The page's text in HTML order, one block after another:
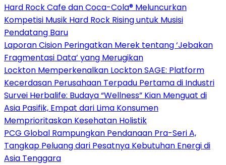
Hard Rock Cafe dan Coca-Cola® Meluncurkan
Kompetisi Musik Hard Rock Rising untuk Musisi
Pendatang Baru
Laporan Cision Peringatkan Merek tentang ‘Jebakan
Fragmentasi Data’ yang Merugikan
Lockton Memperkenalkan Lockton SAGE: Platform
Kecerdasan Perusahaan Terpadu Pertama di Industri
Survei Herbalife: Budaya “Wellness” Kian Menguat di
Asia Pasifik, Empat dari Lima Konsumen
Memprioritaskan Kesehatan Holistik
PCG Global Rampungkan Pendanaan Pra-Seri A,
Tangkap Peluang dari Pesatnya Kebutuhan Energi di
Asia Tenggara